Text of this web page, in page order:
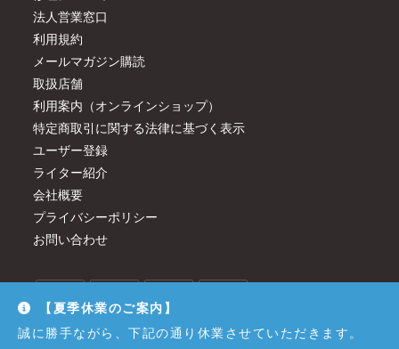
法人営業窓口
利用規約
メールマガジン購読
取扱店舗
利用案内（オンラインショップ）
特定商取引に関する法律に基づく表示
ユーザー登録
ライター紹介
会社概要
プライバシーポリシー
お問い合わせ
【夏季休業のご案内】
誠に勝手ながら、下記の通り休業させていただきます。